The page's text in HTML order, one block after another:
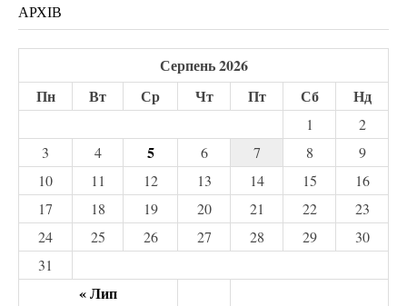
АРХІВ
Серпень 2026
Пн
Вт Ср Чт Пт Сб Нд
« Лип
1
2
3
4 5 6 7 8
9
10
11 12 13 14 15
16
17
18 19 20 21 22
23
24
25 26 27 28 29
30
31